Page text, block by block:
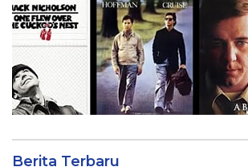
Berita Terbaru